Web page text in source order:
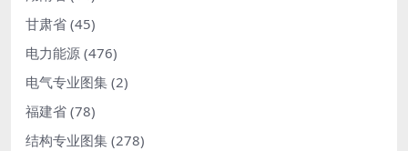
甘肃省 (45)
电力能源 (476)
电气专业图集 (2)
福建省 (78)
结构专业图集 (278)